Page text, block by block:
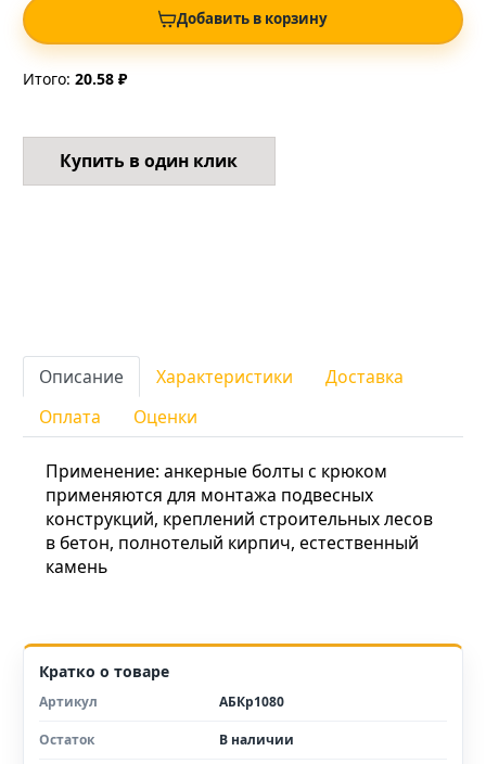
Добавить в корзину
Итого: 20.58 ₽
Купить в один клик
Описание Характеристики
Доставка
Оплата
Оценки
Применение: анкерные болты с крюком
применяются для монтажа подвесных
конструкций, креплений строительных лесов
в бетон, полнотелый кирпич, естественный
камень
Кратко о товаре
Артикул АБКр1080
Остаток В наличии